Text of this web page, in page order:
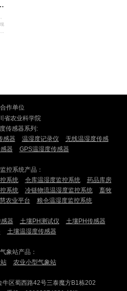
GPS温湿度传感器
合作单位
传感器系列:
感器 温湿度记录仪
无线温湿度传感
器 GPS温湿度传感器
控系统产品：
系统 仓库温湿度监控系统
药品库房
系统 冷链物流温湿度监控系统
畜牧
农业平台 粮仓温湿度监控系统
器 土壤PH测试仪
土壤PH传感器
土壤温湿度传感器
象站产品：
农业小型气象站
牛区蜀西路42号三泰魔方B1栋202